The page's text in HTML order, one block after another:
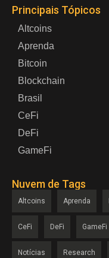
Principais Tópicos
Altcoins
Aprenda
Bitcoin
Blockchain
Brasil
CeFi
DeFi
GameFi
Nuvem de Tags
Altcoins Aprenda
CeFi DeFi GameFi
Notícias Research